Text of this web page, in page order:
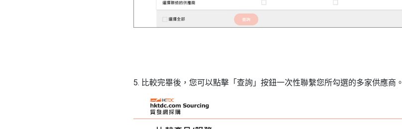
5. 比較完畢後，您可以點擊「查詢」按鈕一次性聯繫您所勾選的多家供應商。